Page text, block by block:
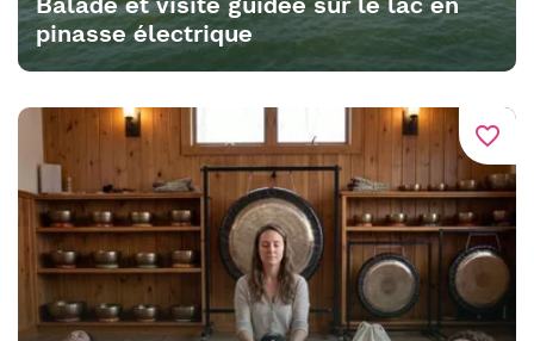
pinasse électrique
favorite_border